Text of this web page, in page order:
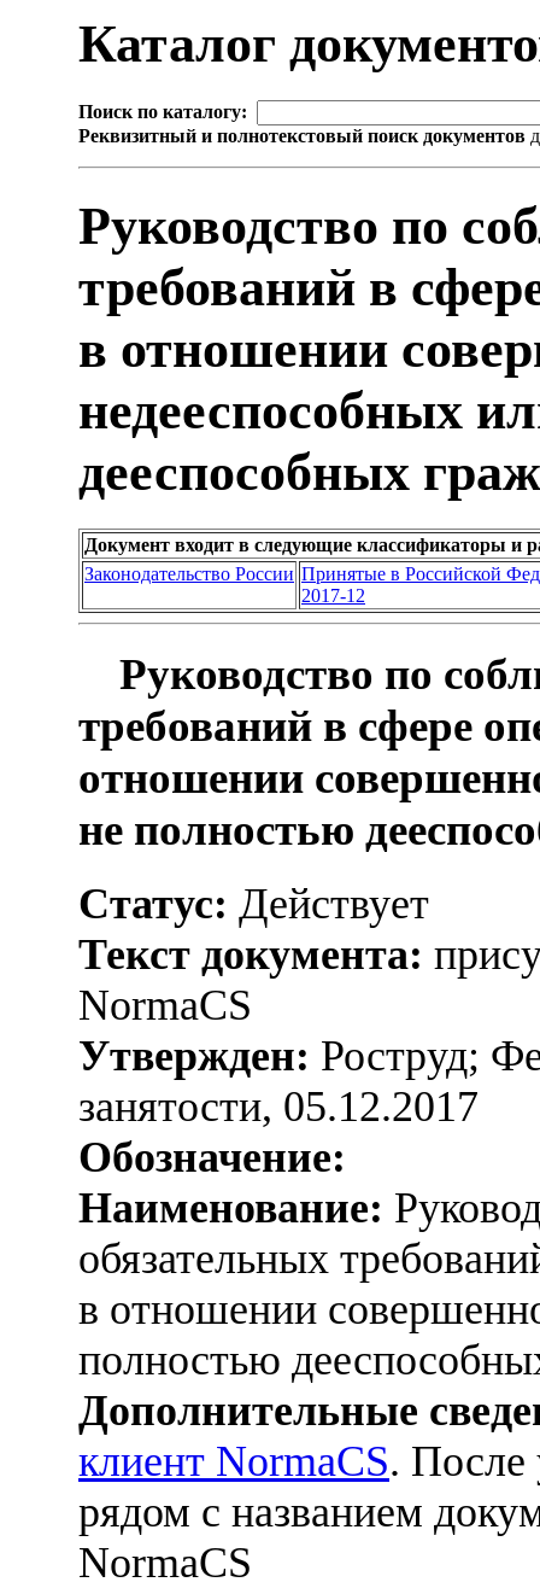
Каталог
Поиск по каталогу:
Реквизитный и полнотекстовый поиск документов
Руководство по
требований в
в отношении
недееспособных
дееспособных
Документ входит в следующие классификаторы и
Законодательство России Принятые в Российской
2017-12
Руководство по
требований в сфере
отношении
не полностью
Статус: Действует
Текст документа:
NormaCS
Утвержден: Роструд;
занятости, 05.12.2017
Обозначение:
Наименование:
обязательных
в отношении
полностью
Дополнительные
клиент NormaCS. После
рядом с названием
NormaCS